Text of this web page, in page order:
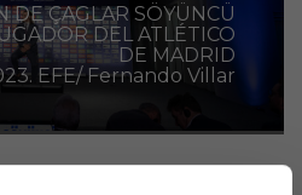
DE ÇAGLAR SÖYÜNCÜ
DEL ATLÉTICO
DE MADRID
EFE/ Fernando Villar